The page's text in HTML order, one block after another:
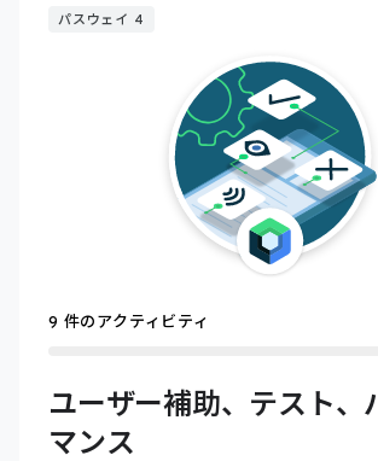
パスウェイ 4
9 件のアクティビティ
ユーザー補助、テスト、
マンス